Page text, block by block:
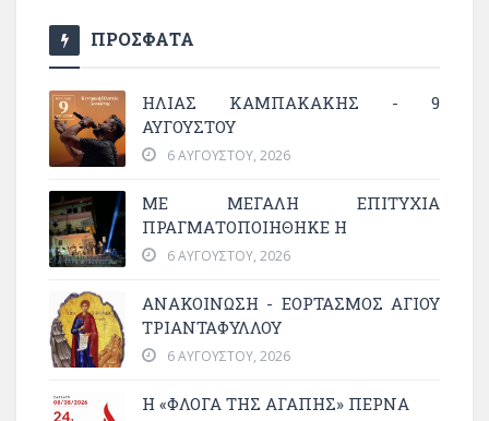
ΠΡΟΣΦΑΤΑ
ΗΛΙΑΣ ΚΑΜΠΑΚΑΚΗΣ - 9
ΑΥΓΟΥΣΤΟΥ
6 ΑΥΓΟΎΣΤΟΥ, 2026
ΜΕ ΜΕΓΆΛΗ ΕΠΙΤΥΧΊΑ
ΠΡΑΓΜΑΤΟΠΟΙΉΘΗΚΕ Η
6 ΑΥΓΟΎΣΤΟΥ, 2026
ΑΝΑΚΟΙΝΩΣΗ - ΕΟΡΤΑΣΜΟΣ ΑΓΙΟΥ
ΤΡΙΑΝΤΑΦΥΛΛΟΥ
6 ΑΥΓΟΎΣΤΟΥ, 2026
Η «ΦΛΌΓΑ ΤΗΣ ΑΓΆΠΗΣ» ΠΕΡΝΆ